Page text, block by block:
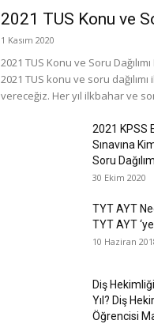
2021 TUS Konu ve
1 Kasım 2020
2021 TUS Konu ve Soru
2021 TUS konu ve soru
vereceğiz. Her yıl ilkbahar ve
2021 KPSS
Sınavına
Soru
30 Ekim 2020
TYT AYT
TYT AYT
10 Haziran
Diş
Yıl? Diş
Öğrencisi